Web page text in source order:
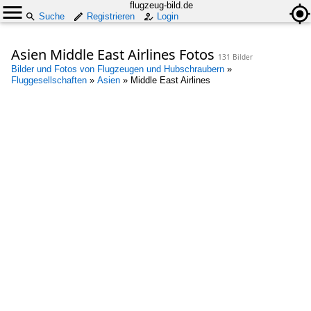
flugzeug-bild.de
Suche
Registrieren Login
Asien Middle East Airlines Fotos 131 Bilder
Bilder und Fotos von Flugzeugen und Hubschraubern »
Fluggesellschaften » Asien » Middle East Airlines